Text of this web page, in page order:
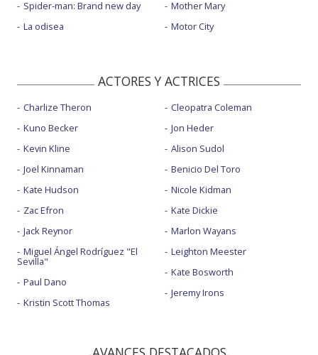
Spider-man: Brand new day
La odisea
Mother Mary
Motor City
ACTORES Y ACTRICES
Charlize Theron
Kuno Becker
Kevin Kline
Joel Kinnaman
Kate Hudson
Zac Efron
Jack Reynor
Miguel Ángel Rodríguez "El
Sevilla"
Paul Dano
Kristin Scott Thomas
Cleopatra Coleman
Jon Heder
Alison Sudol
Benicio Del Toro
Nicole Kidman
Kate Dickie
Marlon Wayans
Leighton Meester
Kate Bosworth
Jeremy Irons